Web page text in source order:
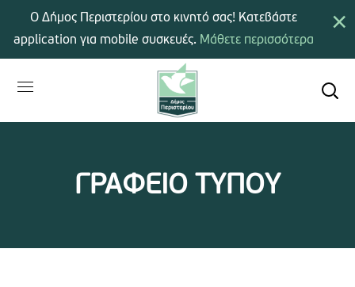
ΓΡΑΦΕΙΟ ΤΥΠΟΥ
×
Ο Δήμος Περιστερίου στο κινητό σας! Κατεβάστε
application για mobile συσκευές. Μάθετε περισσότερα